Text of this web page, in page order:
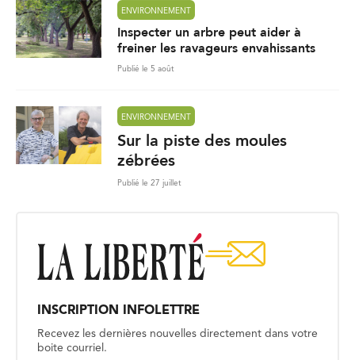
ENVIRONNEMENT
Inspecter un arbre peut aider à
freiner les ravageurs envahissants
Publié le 5 août
ENVIRONNEMENT
Sur la piste des moules
zébrées
Publié le 27 juillet
INSCRIPTION INFOLETTRE
Recevez les dernières nouvelles directement dans votre
boite courriel.